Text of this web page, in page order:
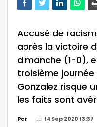
Accusé de
après la victoire
dimanche (1-0),
troisième journée
Gonzalez risque
les faits sont
Par Le 14 Sep 2020 13:37